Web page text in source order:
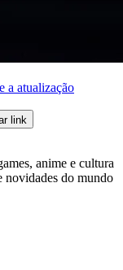
a atualização
link
anime e cultura
novidades do mundo